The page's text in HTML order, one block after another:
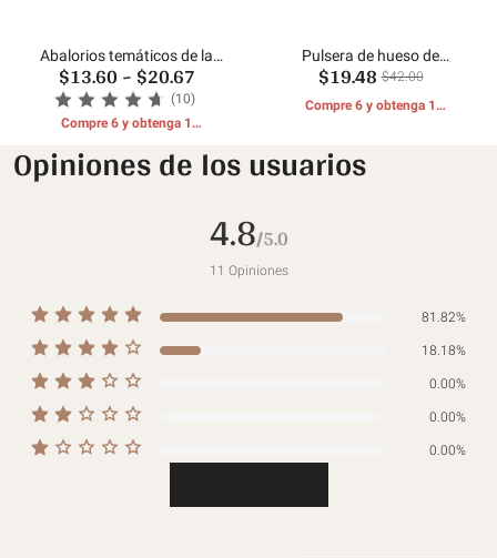
Abalorios temáticos de la
temporada de graduación
$13.60~$20.67
(10)
Compre 6 y obtenga 1
Pulsera de hueso de
serpiente Infinite Love
$19.48 $42.00
Compre 6 y obtenga 1
Opiniones de los usuarios
4.8/5.0
11 Opiniones
81.82%
18.18%
0.00%
0.00%
0.00%